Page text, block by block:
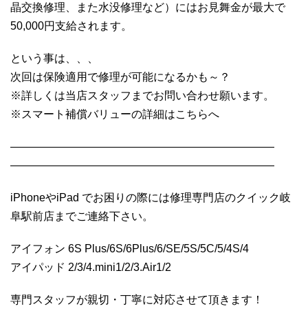
晶交換修理、また水没修理など）にはお見舞金が最大で
50,000円支給されます。
という事は、、、
次回は保険適用で修理が可能になるかも～？
※詳しくは当店スタッフまでお問い合わせ願います。
※スマート補償バリューの詳細はこちらへ
————————————————————————
————————————————————————
iPhoneやiPad でお困りの際には修理専門店のクイック岐
阜駅前店までご連絡下さい。
アイフォン 6S Plus/6S/6Plus/6/SE/5S/5C/5/4S/4
アイパッド 2/3/4.mini1/2/3.Air1/2
専門スタッフが親切・丁寧に対応させて頂きます！